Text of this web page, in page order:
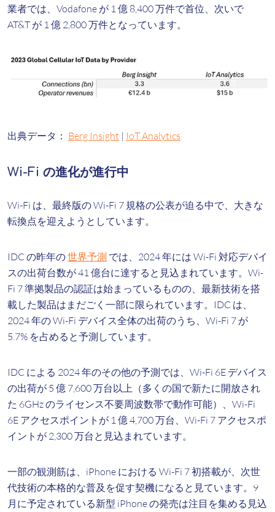
業者では、Vodafone が 1 億 8,400 万件で首位、次いで
AT&T が 1 億 2,800 万件となっています。
出典データ： Berg Insight | IoT Analytics
Wi-Fi の進化が進行中
Wi-Fi は、最終版の Wi-Fi 7 規格の公表が迫る中で、大きな
転換点を迎えようとしています。
IDC の昨年の世界予測 では、2024 年には Wi-Fi 対応デバイ
スの出荷台数が 41 億台に達すると見込まれています。Wi-
Fi 7 準拠製品の認証は始まっているものの、最新技術を搭
載した製品はまだごく一部に限られています。IDC は、
2024 年の Wi-Fi デバイス全体の出荷のうち、Wi-Fi 7 が
5.7% を占めると予測しています。
IDC による 2024 年のその他の予測では、Wi-Fi 6E デバイス
の出荷が 5 億 7,600 万台以上（多くの国で新たに開放され
た 6GHz のライセンス不要周波数帯で動作可能）、Wi-Fi
6E アクセスポイントが 1 億 4,700 万台、Wi-Fi 7 アクセスポ
イントが 2,300 万台と見込まれています。
一部の観測筋は、iPhone における Wi-Fi 7 初搭載が、次世
代技術の本格的な普及を促す契機になると見ています。9
月に予定されている新型 iPhone の発売は注目を集める見込